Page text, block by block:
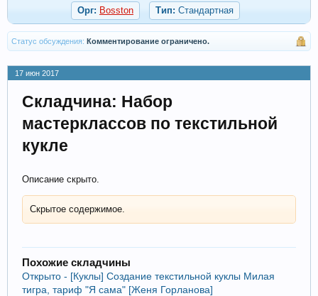
Орг: Bosston Тип: Стандартная
Статус обсуждения: Комментирование ограничено.
17 июн 2017
Складчина: Набор
мастерклассов по текстильной
кукле
Описание скрыто.
Скрытое содержимое.
Похожие складчины
Открыто - [Куклы] Создание текстильной куклы Милая
тигра, тариф "Я сама" [Женя Горланова]